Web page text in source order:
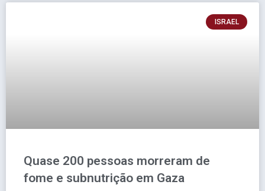
ISRAEL
Quase 200 pessoas morreram de
fome e subnutrição em Gaza